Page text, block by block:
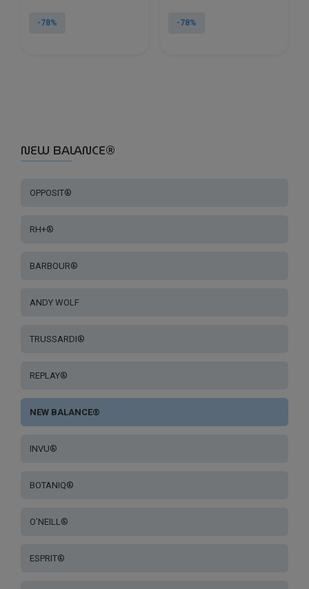
original
atual
-78%
original
atual
-78%
NEW BALANCE®
OPPOSIT®
RH+®
BARBOUR®
ANDY WOLF
TRUSSARDI®
REPLAY®
NEW BALANCE®
INVU®
BOTANIQ®
O’NEILL®
ESPRIT®